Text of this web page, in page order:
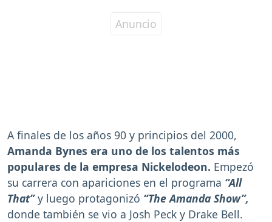
A finales de los años 90 y principios del 2000,
Amanda Bynes era uno de los talentos más
populares de la empresa Nickelodeon. Empezó
su carrera con apariciones en el programa “All
That”y luego protagonizó “The Amanda Show”,
donde también se vio a Josh Peck y Drake Bell.